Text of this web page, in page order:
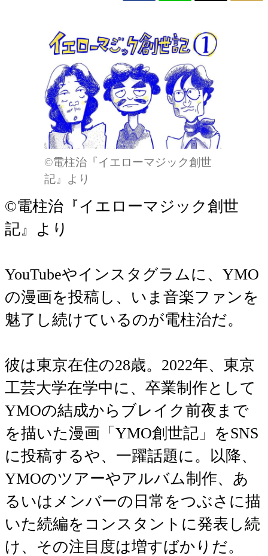
©電柱治『イエローマジック創世
記』より
©電柱治『イエローマジック創世
記』より
YouTubeやインスタグラムに、YMO
の漫画を投稿し、いま音楽ファンを
魅了し続けているのが電柱治だ。
彼は東京在住の28歳。2022年、東京
工芸大学在学中に、卒業制作として
YMOの結成からブレイク前夜まで
を描いた漫画「YMO創世記」をSNS
に投稿するや、一躍話題に。以降、
YMOのツアーやアルバム制作、あ
るいはメンバーの日常をつぶさに描
いた続編をコンスタントに発表し続
け、その注目度は増すばかりだ。